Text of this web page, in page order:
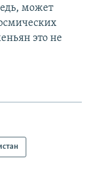
может
это не